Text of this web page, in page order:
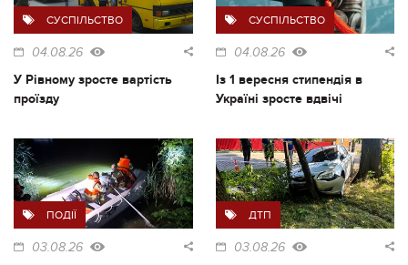
СУСПІЛЬСТВО
04.08.26
У Рівному зросте вартість
проїзду
СУСПІЛЬСТВО
04.08.26
Із 1 вересня стипендія в
Україні зросте вдвічі
ПОДІЇ
03.08.26
ДТП
03.08.26